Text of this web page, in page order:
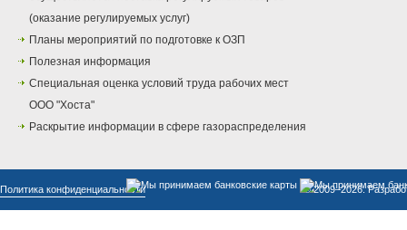
(оказание регулируемых услуг)
Планы мероприятий по подготовке к ОЗП
Полезная информация
Специальная оценка условий труда рабочих мест
ООО "Хоста"
Раскрытие информации в сфере газораспределения
Политика конфиденциальности © 2009–2026.